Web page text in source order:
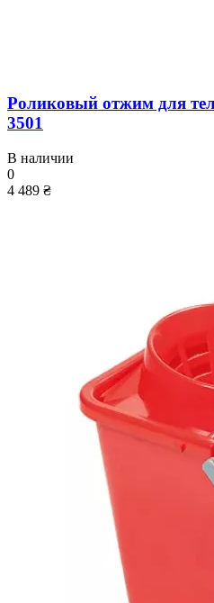
Роликовый отжим для
3501
В наличии
0
4 489 ₴